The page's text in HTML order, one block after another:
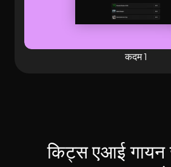
कदम 1
किट्स एआई गायन